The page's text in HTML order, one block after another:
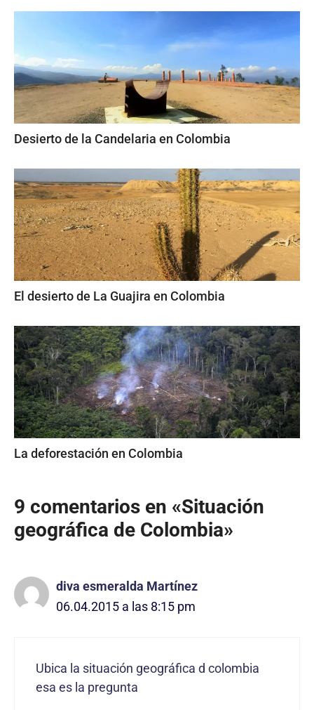
Desierto de la Candelaria en Colombia
El desierto de La Guajira en Colombia
La deforestación en Colombia
9 comentarios en «Situación
geográfica de Colombia»
diva esmeralda Martínez
06.04.2015 a las 8:15 pm
Ubica la situación geográfica d colombia
esa es la pregunta